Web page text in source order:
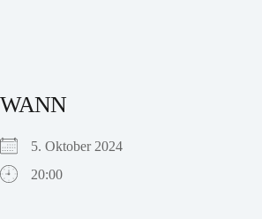
WANN
5. Oktober 2024
20:00